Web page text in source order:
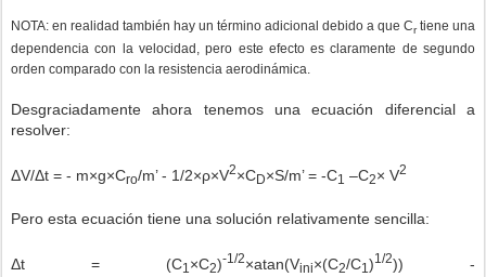
NOTA: en realidad también hay un término adicional debido a que Crtiene una
dependencia con la velocidad, pero este efecto es claramente de segundo
orden comparado con la resistencia aerodinámica.
Desgraciadamente ahora tenemos una ecuación diferencial a
resolver:
ΔV/Δt = - m×g×Cro/m’ - 1/2×ρ×V2×CD×S/m’ = -C1 –C2× V2
Pero esta ecuación tiene una solución relativamente sencilla:
Δt = (C1 ×C2)-1/2×atan(Vini×(C2/C1 )1/2)) -